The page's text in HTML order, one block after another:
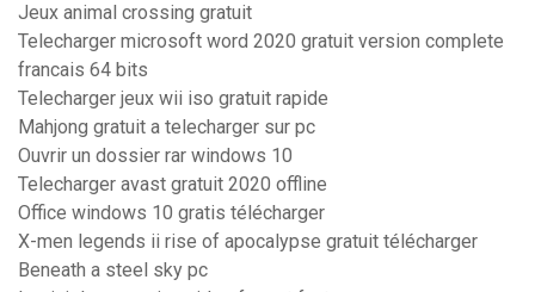
Jeux animal crossing gratuit
Telecharger microsoft word 2020 gratuit version complete
francais 64 bits
Telecharger jeux wii iso gratuit rapide
Mahjong gratuit a telecharger sur pc
Ouvrir un dossier rar windows 10
Telecharger avast gratuit 2020 offline
Office windows 10 gratis télécharger
X-men legends ii rise of apocalypse gratuit télécharger
Beneath a steel sky pc